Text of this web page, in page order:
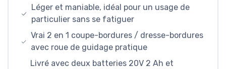
Léger et maniable, idéal pour un usage de
particulier sans se fatiguer
Vrai 2 en 1 coupe-bordures / dresse-bordures
avec roue de guidage pratique
Livré avec deux batteries 20V 2 Ah et